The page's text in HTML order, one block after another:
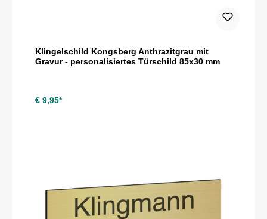
Klingelschild Kongsberg Anthrazitgrau mit
Gravur - personalisiertes Türschild 85x30 mm
€ 9,95*